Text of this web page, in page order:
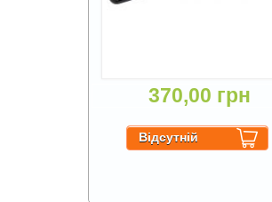
370,00 грн